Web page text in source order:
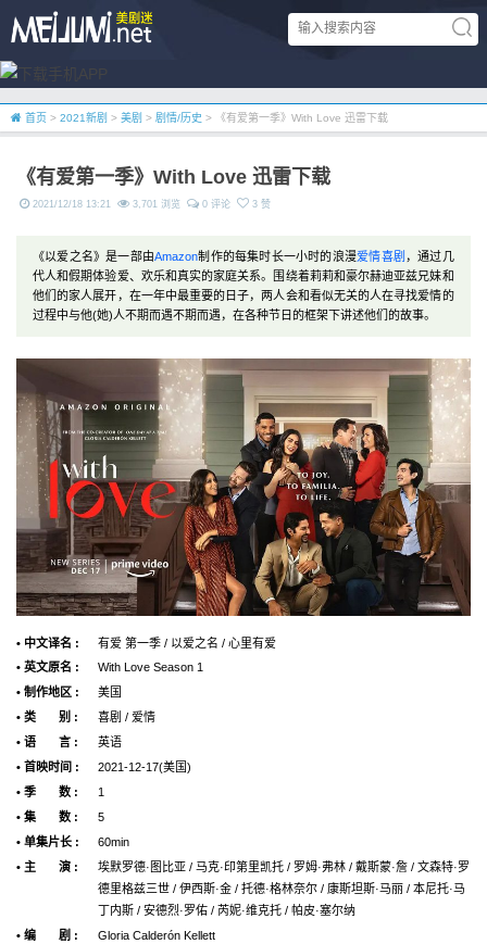
首页 > 2021新剧 > 美剧 > 剧情/历史 > 《有爱第一季》With Love 迅雷下载
《有爱第一季》With Love 迅雷下载
2021/12/18 13:21 3,701 浏览 0 评论 3 赞
《以爱之名》是一部由Amazon制作的每集时长一小时的浪漫爱情喜剧 ，通过几
代人和假期体验爱、欢乐和真实的家庭关系。围绕着莉莉和豪尔赫迪亚兹兄妹和
他们的家人展开，在一年中最重要的日子，两人会和看似无关的人在寻找爱情的
过程中与他(她)人不期而遇不期而遇，在各种节日的框架下讲述他们的故事。
• 中文译名 :
有爱 第一季 / 以爱之名 / 心里有爱
• 英文原名 :
With Love Season 1
• 制作地区 :
美国
• 类 别 :
喜剧 / 爱情
• 语 言 :
英语
• 首映时间 :
2021-12-17(美国)
• 季 数 :
1
• 集 数 :
5
• 单集片长 :
60min
• 主 演 :
埃默罗德·图比亚 / 马克·印第里凯托 / 罗姆·弗林 / 戴斯蒙·詹 / 文森特·罗
德里格兹三世 / 伊西斯·金 / 托德·格林奈尔 / 康斯坦斯·马丽 / 本尼托·马
丁内斯 / 安德烈·罗佑 / 芮妮·维克托 / 帕皮·塞尔纳
• 编 剧 :
Gloria Calderón Kellett